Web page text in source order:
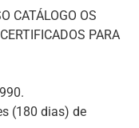
CATÁLOGO OS
PARA
(180 dias) de